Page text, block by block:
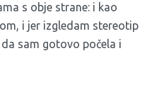
s obje strane: i kao
i jer izgledam stereotip
sam gotovo počela i